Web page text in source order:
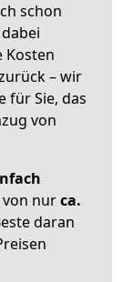
schon
Kosten
– wir
für Sie, das
von
nurca.
daran